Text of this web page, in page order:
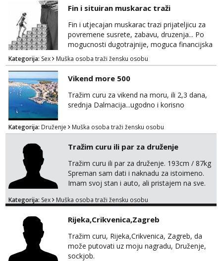
tamo, cekam te!
Fin i situiran muskarac traži
Fin i utjecajan muskarac trazi prijateljicu za
povremene susrete, zabavu, druzenja... Po
mogucnosti dugotrajnije, moguca financijska
potpora!
Kategorija: Sex Muška osoba traži žensku osobu
Vikend more 500
Tražim curu za vikend na moru, ili 2,3 dana,
srednja Dalmacija...ugodno i korisno
Kategorija: Druženje Muška osoba traži žensku osobu
Tražim curu ili par za druženje
Tražim curu ili par za druženje. 193cm / 87kg
Spreman sam dati i naknadu za istoimeno.
Imam svoj stan i auto, ali pristajem na sve.
brojeve. Molim Vas bez ponuda istog spola.
Kategorija: Sex Muška osoba traži žensku osobu
Rijeka,Crikvenica,Zagreb
Tražim curu, Rijeka,Crikvenica, Zagreb, da
može putovati uz moju nagradu, Druženje,
sockjob.